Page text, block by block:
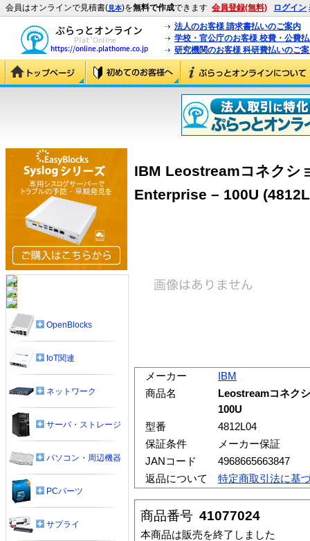
会員はオンラインで見積書(見本)を無料で作成できます 会員登録(無料) ログイン
法人のお客様 請求書払いのご案内
学校・官公庁のお客様 校費・公費
研究機関のお客様 科研費払いのご
IBM Leostreamコネクシ
Enterprise – 100U
メーカー
IBM
商品名
Leostreamコネク
100U
型番
4812L04
保証条件
メーカー保証
JANコード
4968665663847
返品について
特定商取引法に基
商品番号 41077024
本商品は販売を終了しました
OpenBlocks
IoT関連
ネットワーク
サーバ・ストレージ
パソコン・周辺機器
PCパーツ
サプライ